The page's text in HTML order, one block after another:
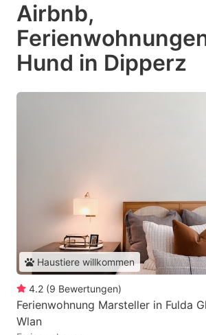
Airbnb,
Hund in Dipperz
Haustiere willkommen
4.2 (9 Bewertungen)
Ferienwohnung Marsteller in Fulda
Wlan